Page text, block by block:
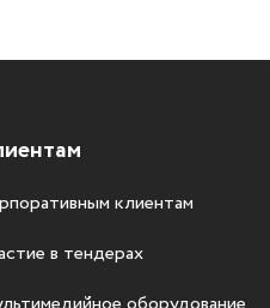
клиентам
в тендерах